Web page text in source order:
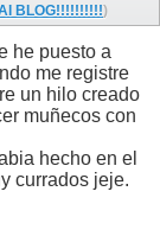
BLOG!!!!!!!!!!)
he puesto a
me registre
un hilo creado
muñecos con
hecho en el
currados jeje.